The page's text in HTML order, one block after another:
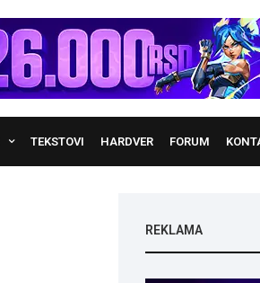
TEKSTOVI HARDVER FORUM
REKLAMA